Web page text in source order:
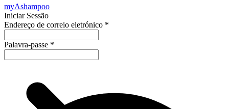
myAshampoo
Iniciar Sessão
Endereço de correio eletrónico *
Palavra-passe *